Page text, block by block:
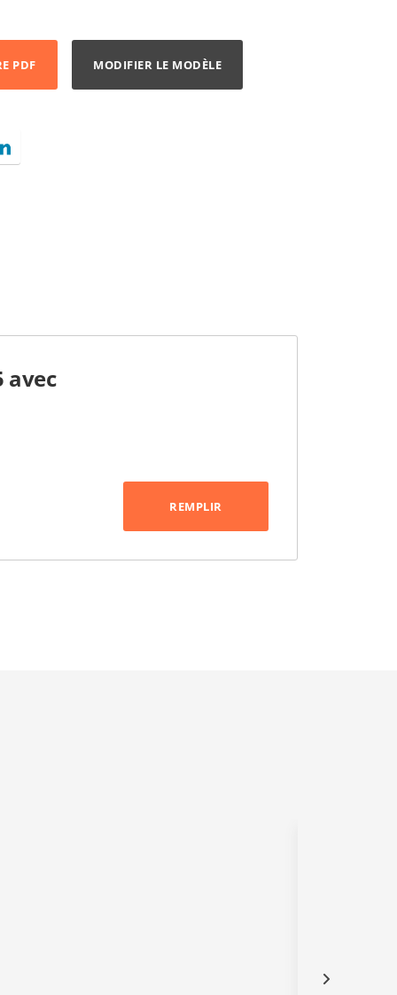
PDF MODIFIER LE MODÈLE
avec
REMPLIR